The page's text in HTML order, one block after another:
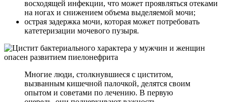
восходящей инфекции, что может проявляться отеками
на ногах и снижением объема выделяемой мочи;
острая задержка мочи, которая может потребовать
катетеризации мочевого пузыря.
Многие люди, столкнувшиеся с циститом,
вызванным кишечной палочкой, делятся своим
опытом и советами по лечению. В первую